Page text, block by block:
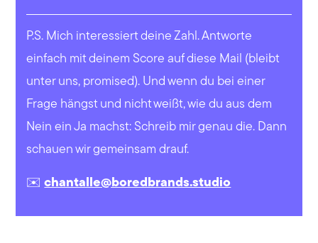
P.S. Mich interessiert deine Zahl. Antworte
einfach mit deinem Score auf diese Mail (bleibt
unter uns, promised). Und wenn du bei einer
Frage hängst und nicht weißt, wie du aus dem
Nein ein Ja machst: Schreib mir genau die. Dann
schauen wir gemeinsam drauf.
✉️chantalle@boredbrands.studio